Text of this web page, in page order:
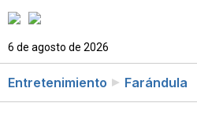
6 de agosto de 2026
Entretenimiento Farándula